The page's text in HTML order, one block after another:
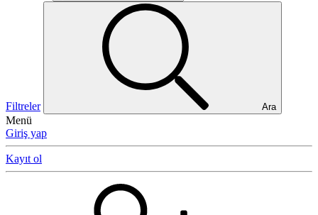
Filtreler Ara
Menü
Giriş yap
Kayıt ol